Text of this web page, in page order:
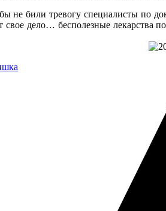
не били тревогу специалисты по
свое дело… бесполезные